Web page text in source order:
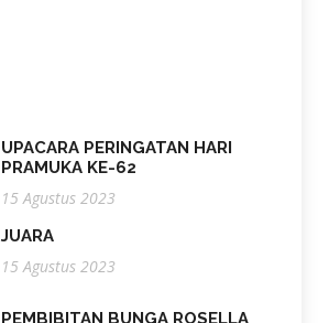
UPACARA PERINGATAN HARI
PRAMUKA KE-62
15 Agustus 2023
JUARA
15 Agustus 2023
PEMBIBITAN BUNGA ROSELLA